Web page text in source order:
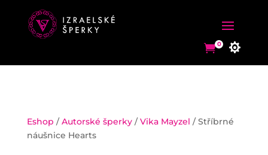

0 
Eshop /Autorské šperky/Vika Mayzel / Stříbrné
náušnice Hearts